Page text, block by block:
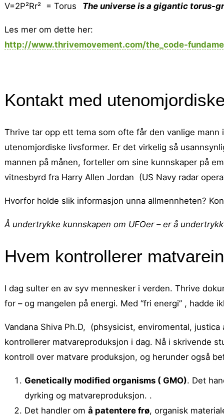
V=2P²Rr² = Torus The universe is a gigantic torus-
Les mer om dette her:
http://www.thrivemovement.com/the_code-
Kontakt med
Thrive tar opp ett tema som ofte får den vanlige
utenomjordiske livsformer. Er det virkelig så
mannen på månen, forteller om sine kunnskaper på
vitnesbyrd fra Harry Allen Jordan (US Navy radar
Hvorfor holde slik informasjon unna allmennheten?
Å undertrykke kunnskapen om UFOer – er å
Hvem kontrollerer
I dag sulter en av syv mennesker i verden. Thrive
for – og mangelen på energi. Med “fri energi” , hadde
Vandana Shiva Ph.D, (phsysicist, enviromental,
kontrollerer matvareproduksjon i dag. Nå i skrivende
kontroll over matvare produksjon, og herunder også
Genetically modified organisms ( GMO). Det
dyrking og matvareproduksjon. .
Det handler om å patentere frø, organisk